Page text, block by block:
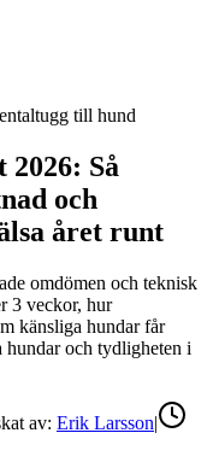
till hund
2026: Så
och
året runt
omdömen och teknisk
3 veckor, hur
känsliga hundar får
hundar och tydligheten i
av: Erik Larsson|